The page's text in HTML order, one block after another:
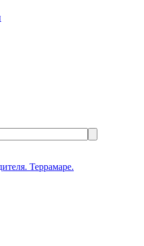
Террамаре.